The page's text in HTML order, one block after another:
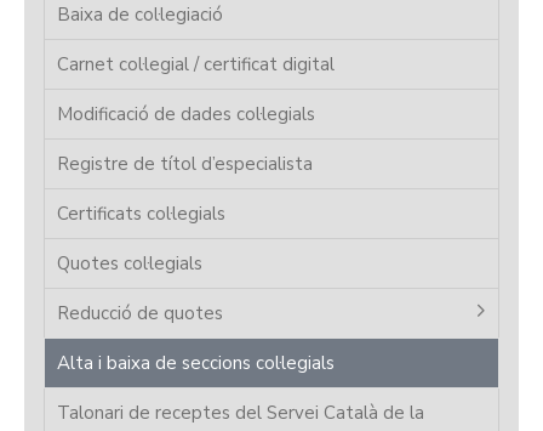
Baixa de col·legiació
Carnet col·legial / certificat digital
Modificació de dades col·legials
Registre de títol d’especialista
Certificats col·legials
Quotes col·legials
Reducció de quotes
Alta i baixa de seccions col·legials
Talonari de receptes del Servei Català de la